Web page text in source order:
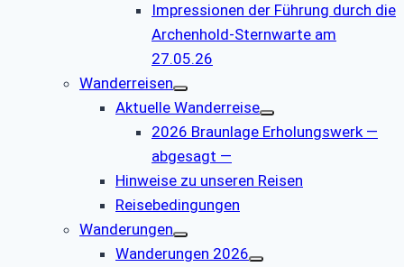
Impressionen der Führung durch die
Archenhold-Sternwarte am
27.05.26
Wanderreisen
Aktuelle Wanderreise
2026 Braunlage Erholungswerk —
abgesagt —
Hinweise zu unseren Reisen
Reisebedingungen
Wanderungen
Wanderungen 2026